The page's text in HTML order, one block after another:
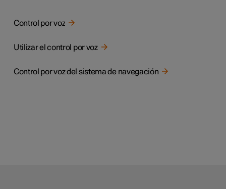
Control por voz
Utilizar el control por voz
Control por voz del sistema de navegación